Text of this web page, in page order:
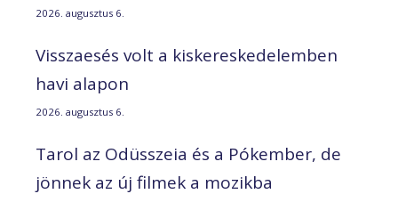
2026. augusztus 6.
Visszaesés volt a kiskereskedelemben
havi alapon
2026. augusztus 6.
Tarol az Odüsszeia és a Pókember, de
jönnek az új filmek a mozikba